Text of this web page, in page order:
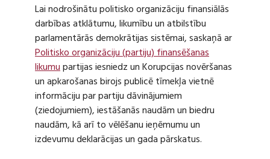
Lai nodrošinātu politisko organizāciju finansiālās
darbības atklātumu, likumību un atbilstību
parlamentārās demokrātijas sistēmai, saskaņā ar
Politisko organizāciju (partiju) finansēšanas
likumupartijas iesniedz un Korupcijas novēršanas
un apkarošanas birojs publicē tīmekļa vietnē
informāciju par partiju dāvinājumiem
(ziedojumiem), iestāšanās naudām un biedru
naudām, kā arī to vēlēšanu ieņēmumu un
izdevumu deklarācijas un gada pārskatus.